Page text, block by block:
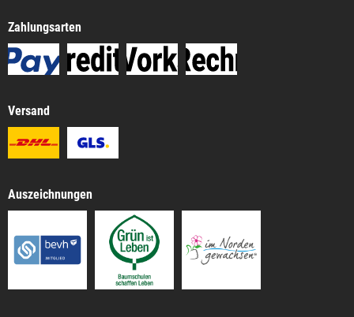
Zahlungsarten
Versand
Auszeichnungen